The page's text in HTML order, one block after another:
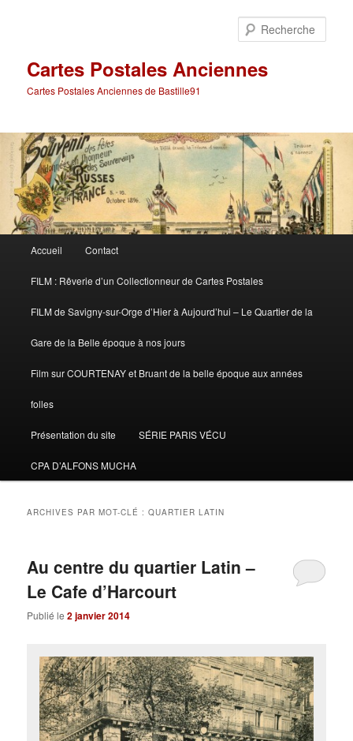
Cartes Postales Anciennes
Cartes Postales Anciennes de Bastille91
principal
Accueil Contact
FILM : Rêverie d’un Collectionneur de Cartes Postales
FILM de Savigny-sur-Orge d’Hier à Aujourd’hui – Le Quartier de la
Gare de la Belle époque à nos jours
Film sur COURTENAY et Bruant de la belle époque aux années
folles
Présentation du site SÉRIE PARIS VÉCU
CPA D’ALFONS MUCHA
ARCHIVES PAR MOT-CLÉ :QUARTIER LATIN
Au centre du quartier Latin –
Le Cafe d’Harcourt
Publié le2 janvier 2014